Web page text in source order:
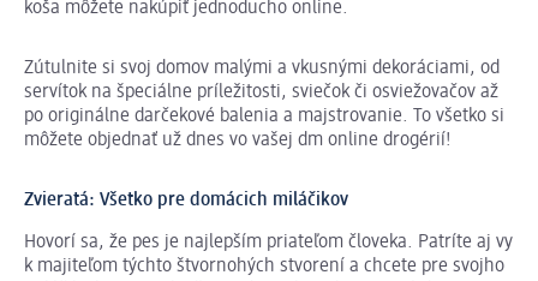
koša môžete nakúpiť jednoducho online.
Zútulnite si svoj domov malými a vkusnými dekoráciami, od
servítok na špeciálne príležitosti, sviečok či osviežovačov až
po originálne darčekové balenia a majstrovanie. To všetko si
môžete objednať už dnes vo vašej dm online drogérií!
Zvieratá: Všetko pre domácich miláčikov
Hovorí sa, že pes je najlepším priateľom človeka. Patríte aj vy
k majiteľom týchto štvornohých stvorení a chcete pre svojho